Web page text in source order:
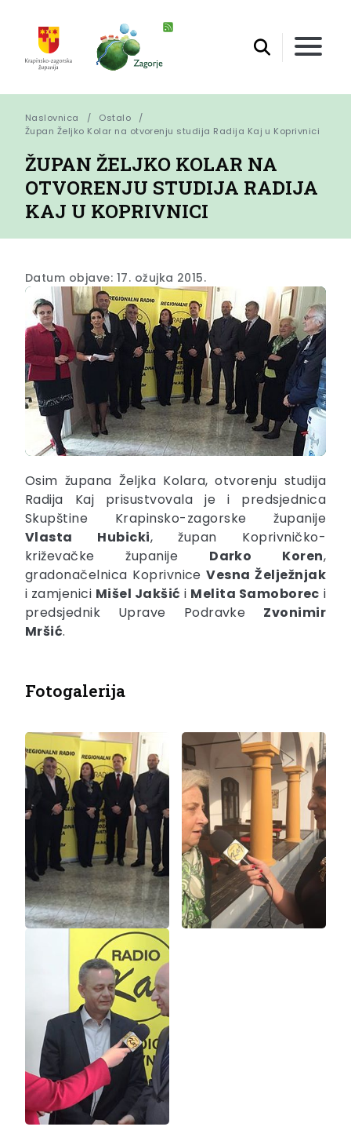
Naslovnica
Ostalo
Župan Željko Kolar na otvorenju studija Radija Kaj u Koprivnici
ŽUPAN ŽELJKO KOLAR NA
OTVORENJU STUDIJA RADIJA
KAJ U KOPRIVNICI
Datum objave: 17. ožujka 2015.
Osim župana Željka Kolara, otvorenju studija
Radija Kaj prisustvovala je i predsjednica
Skupštine Krapinsko-zagorske županije
Vlasta Hubicki, župan Koprivničko-
križevačke županije Darko Koren,
gradonačelnica KoprivniceVesna Želježnjak
i zamjenici Mišel Jakšić i Melita Samoborec i
predsjednik Uprave Podravke Zvonimir
Mršić.
Fotogalerija